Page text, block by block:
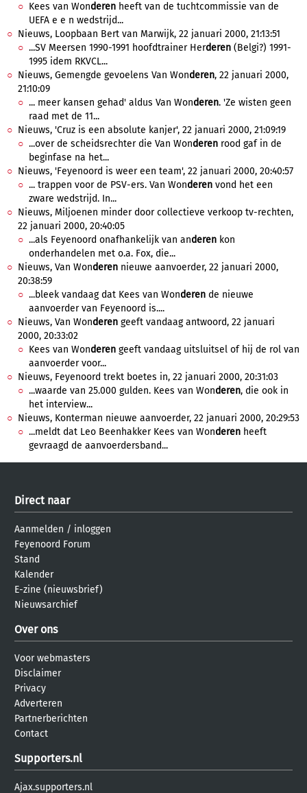
Kees van Wonderen heeft van de tuchtcommissie van de
UEFA e e n wedstrijd...
Nieuws, Loopbaan Bert van Marwijk, 22 januari 2000, 21:13:51
...SV Meersen 1990-1991 hoofdtrainer Herderen (Belgi?) 1991-
1995 idem RKVCL...
Nieuws, Gemengde gevoelens Van Wonderen, 22 januari 2000,
21:10:09
... meer kansen gehad' aldus Van Wonderen. 'Ze wisten geen
raad met de 11...
Nieuws, 'Cruz is een absolute kanjer', 22 januari 2000, 21:09:19
...over de scheidsrechter die Van Wonderen rood gaf in de
beginfase na het...
Nieuws, 'Feyenoord is weer een team', 22 januari 2000, 20:40:57
... trappen voor de PSV-ers. Van Wonderen vond het een
zware wedstrijd. In...
Nieuws, Miljoenen minder door collectieve verkoop tv-rechten,
22 januari 2000, 20:40:05
...als Feyenoord onafhankelijk van anderen kon
onderhandelen met o.a. Fox, die...
Nieuws, Van Wonderen nieuwe aanvoerder, 22 januari 2000,
20:38:59
...bleek vandaag dat Kees van Wonderen de nieuwe
aanvoerder van Feyenoord is....
Nieuws, Van Wonderen geeft vandaag antwoord, 22 januari
2000, 20:33:02
Kees van Wonderen geeft vandaag uitsluitsel of hij de rol van
aanvoerder voor...
Nieuws, Feyenoord trekt boetes in, 22 januari 2000, 20:31:03
...waarde van 25.000 gulden. Kees van Wonderen, die ook in
het interview...
Nieuws, Konterman nieuwe aanvoerder, 22 januari 2000, 20:29:53
...meldt dat Leo Beenhakker Kees van Wonderen heeft
gevraagd de aanvoerdersband...
Direct naar
Aanmelden / inloggen
Feyenoord Forum
Stand
Kalender
E-zine (nieuwsbrief)
Nieuwsarchief
Over ons
Voor webmasters
Disclaimer
Privacy
Adverteren
Partnerberichten
Contact
Supporters.nl
Ajax.supporters.nl